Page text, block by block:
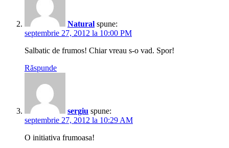
Natural spune:
septembrie 27, 2012 la 10:00 PM
Salbatic de frumos! Chiar vreau s-o vad. Spor!
Răspunde
sergiu spune:
septembrie 27, 2012 la 10:29 AM
O initiativa frumoasa!